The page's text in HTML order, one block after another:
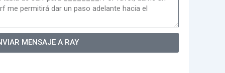
MENSAJE A RAY